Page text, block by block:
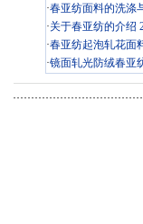
·春亚纺面料的洗涤
·关于春亚纺的介绍
·春亚纺起泡轧花面
·镜面轧光防绒春亚